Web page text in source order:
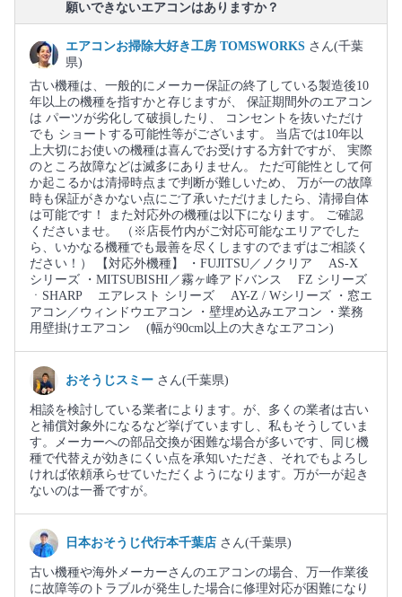
願いできないエアコンはありますか？
エアコンお掃除大好き工房 TOMSWORKS さん(千葉
県)
古い機種は、一般的にメーカー保証の終了している製造後10
年以上の機種を指すかと存じますが、 保証期間外のエアコン
は パーツが劣化して破損したり、 コンセントを抜いただけ
でも ショートする可能性等がございます。 当店では10年以
上大切にお使いの機種は喜んでお受けする方針ですが、 実際
のところ故障などは滅多にありません。 ただ可能性として何
か起こるかは清掃時点まで判断が難しいため、 万が一の故障
時も保証がきかない点にご了承いただけましたら、清掃自体
は可能です！ また対応外の機種は以下になります。 ご確認
くださいませ。 （※店長竹内がご対応可能なエリアでした
ら、いかなる機種でも最善を尽くしますのでまずはご相談く
ださい！） 【対応外機種】 ・FUJITSU／ノクリア AS-X
シリーズ ・MITSUBISHI／霧ヶ峰アドバンス FZ シリーズ
ㆍSHARP エアレスト シリーズ AY-Z / Wシリーズ ・窓エ
アコン／ウィンドウエアコン ・壁埋め込みエアコン ・業務
用壁掛けエアコン (幅が90cm以上の大きなエアコン)
おそうじスミー さん(千葉県)
相談を検討している業者によります。が、多くの業者は古い
と補償対象外になるなど挙げていますし、私もそうしていま
す。メーカーへの部品交換が困難な場合が多いです、同じ機
種で代替えが効きにくい点を承知いただき、それでもよろし
ければ依頼承らせていただくようになります。万が一が起き
ないのは一番ですが。
日本おそうじ代行本千葉店 さん(千葉県)
古い機種や海外メーカーさんのエアコンの場合、万一作業後
に故障等のトラブルが発生した場合に修理対応が困難になり